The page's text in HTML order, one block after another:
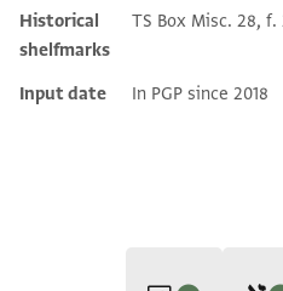
Historical
shelfmarks
TS Box Misc. 28,
Input date In PGP since 2018